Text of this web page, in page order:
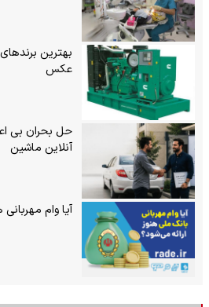
بهترین
عکس
حل بحران بی‌
آنلاین ماشین
آیا وام